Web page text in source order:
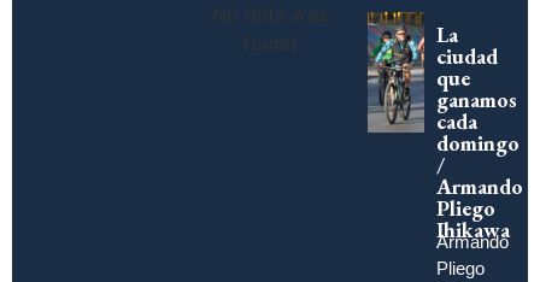
No data was
found
La
ciudad
que
ganamos
cada
domingo
/
Armando
Pliego
Ihikawa
Armando
Pliego